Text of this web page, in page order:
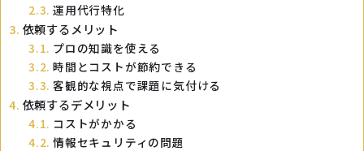
運用代行特化
依頼するメリット
プロの知識を使える
時間とコストが節約できる
客観的な視点で課題に気付ける
依頼するデメリット
コストがかかる
情報セキュリティの問題